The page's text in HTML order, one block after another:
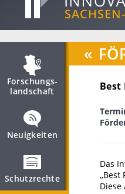
Forschungs­
landschaft
Neuigkeiten
Schutzrechte
«
Best
Das
,,Best